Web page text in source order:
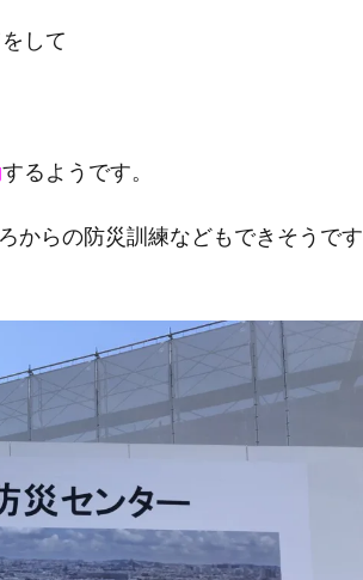
して
するようです。
からの防災訓練などもできそうです